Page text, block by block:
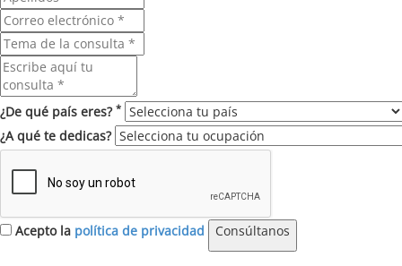
¿De qué país eres? *
¿A qué te dedicas?
Acepto la política de privacidad Consúltanos